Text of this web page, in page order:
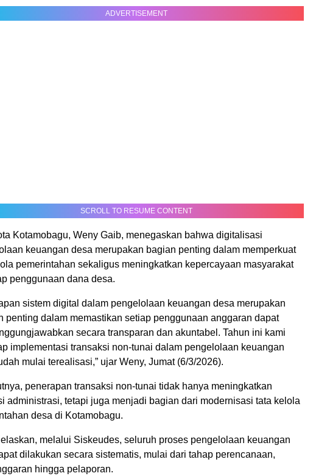
ADVERTISEMENT
SCROLL TO RESUME CONTENT
Kotamobagu, Weny Gaib, menegaskan bahwa digitalisasi
keuangan desa merupakan bagian penting dalam memperkuat
pemerintahan sekaligus meningkatkan kepercayaan masyarakat
penggunaan dana desa.
sistem digital dalam pengelolaan keuangan desa merupakan
penting dalam memastikan setiap penggunaan anggaran dapat
secara transparan dan akuntabel. Tahun ini kami
implementasi transaksi non-tunai dalam pengelolaan keuangan
mulai terealisasi,” ujar Weny, Jumat (6/3/2026).
penerapan transaksi non-tunai tidak hanya meningkatkan
administrasi, tetapi juga menjadi bagian dari modernisasi tata kelola
desa di Kotamobagu.
melalui Siskeudes, seluruh proses pengelolaan keuangan
dilakukan secara sistematis, mulai dari tahap perencanaan,
hingga pelaporan.